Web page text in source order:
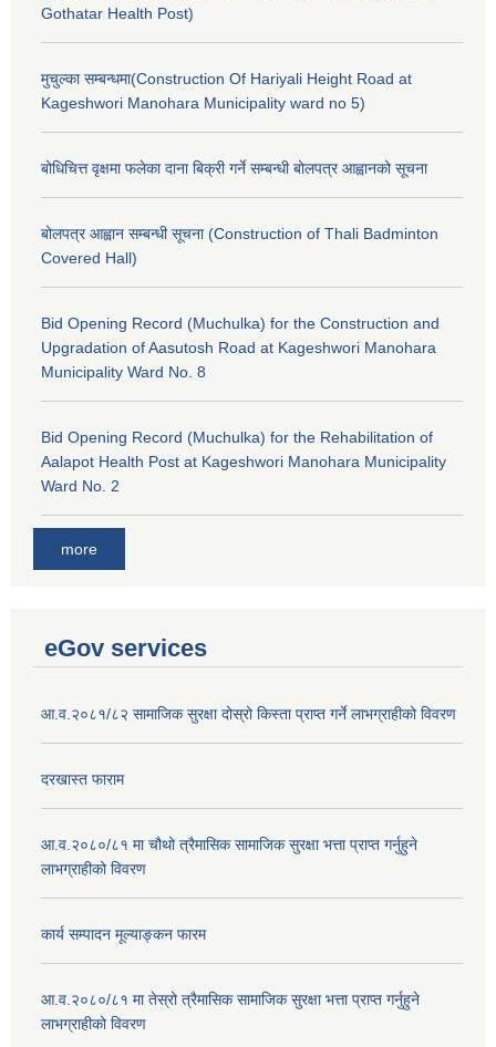
Gothatar Health Post)
मुचुल्का सम्बन्धमा(Construction Of Hariyali Height Road at
Kageshwori Manohara Municipality ward no 5)
बोधिचित्त वृक्षमा फलेका दाना बिक्री गर्ने सम्बन्धी बोलपत्र आह्वानको सूचना
बोलपत्र आह्वान सम्बन्धी सूचना (Construction of Thali Badminton
Covered Hall)
Bid Opening Record (Muchulka) for the Construction and
Upgradation of Aasutosh Road at Kageshwori Manohara
Municipality Ward No. 8
Bid Opening Record (Muchulka) for the Rehabilitation of
Aalapot Health Post at Kageshwori Manohara Municipality
Ward No. 2
more
eGov services
आ.व.२०८१/८२ सामाजिक सुरक्षा दोस्रो किस्ता प्राप्त गर्ने लाभग्राहीको विवरण
दरखास्त फाराम
आ.व.२०८०/८१ मा चौथो त्रैमासिक सामाजिक सुरक्षा भत्ता प्राप्त गर्नुहुने
लाभग्राहीको विवरण
कार्य सम्पादन मूल्याङ्कन फारम
आ.व.२०८०/८१ मा तेस्रो त्रैमासिक सामाजिक सुरक्षा भत्ता प्राप्त गर्नुहुने
लाभग्राहीको विवरण